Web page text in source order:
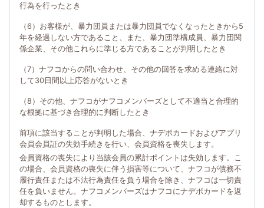
行為を行ったとき
（6）お客様が、暴力団員または暴力団員でなくなったときから5
年を経過しない方であること、また、暴力団準構成員、暴力団関
係企業、その他これらに準じる方であることが判明したとき
（7）ナフコからの問い合わせ、その他の回答を求める連絡に対
して30日間以上応答がないとき
（8）その他、ナフコがナフコメンバーズとして不適当と合理的
な根拠に基づき合理的に判断したとき
前項に該当することが判明した場合、ナデポカードおよびアプリ
会員会員証の失効手続きを行い、会員資格を喪失します。
会員資格の喪失により当該会員の累計ポイントは失効します。こ
の場合、会員資格の喪失に伴う損害等について、ナフコが債務不
履行責任または不法行為責任を負う場合を除き、ナフコは一切責
任を負いません。ナフコメンバーズはナフコにナデポカードを返
却するものとします。